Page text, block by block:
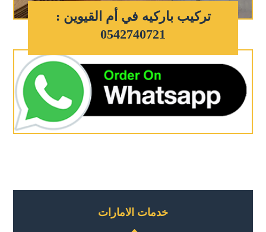
تركيب باركيه في أم القيوين :
0542740721
خدمات الامارات